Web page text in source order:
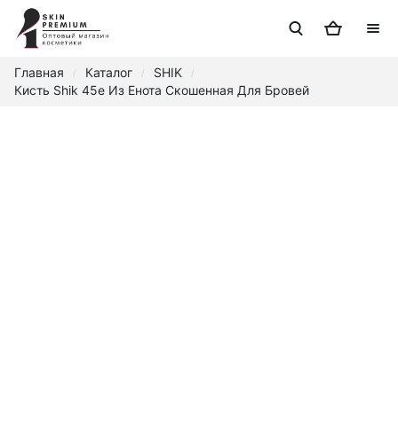
Главная / Каталог / SHIK /
Кисть Shik 45e Из Енота Скошенная Для Бровей